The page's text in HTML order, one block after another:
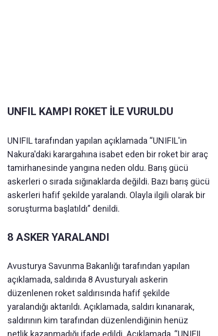
UNFIL KAMPI ROKET İLE VURULDU
UNIFIL tarafından yapılan açıklamada “UNIFIL'in
Nakura'daki karargahına isabet eden bir roket bir araç
tamirhanesinde yangına neden oldu. Barış gücü
askerleri o sırada sığınaklarda değildi. Bazı barış gücü
askerleri hafif şekilde yaralandı. Olayla ilgili olarak bir
soruşturma başlatıldı” denildi.
8 ASKER YARALANDI
Avusturya Savunma Bakanlığı tarafından yapılan
açıklamada, saldırıda 8 Avusturyalı askerin
düzenlenen roket saldırısında hafif şekilde
yaralandığı aktarıldı. Açıklamada, saldırı kınanarak,
saldırının kim tarafından düzenlendiğinin henüz
netlik kazanmadığı ifade edildi. Açıklamada, “UNIFIL